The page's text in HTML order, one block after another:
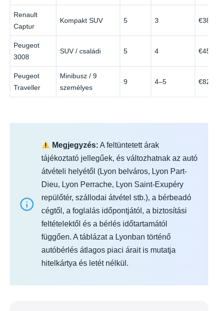
Renault
Captur
Kompakt SUV 5 3 €38
Peugeot
3008
SUV / családi 5 4 €45
Peugeot
Traveller
Minibusz / 9
személyes
9 4–5 €82
Megjegyzés: A feltüntetett árak
tájékoztató jellegűek, és változhatnak az autó
átvételi helyétől (Lyon belváros, Lyon Part-
Dieu, Lyon Perrache, Lyon Saint-Exupéry
repülőtér, szállodai átvétel stb.), a bérbeadó
cégtől, a foglalás időpontjától, a biztosítási
feltételektől és a bérlés időtartamától
függően. A táblázat a Lyonban történő
autóbérlés átlagos piaci árait is mutatja
hitelkártya és letét nélkül.